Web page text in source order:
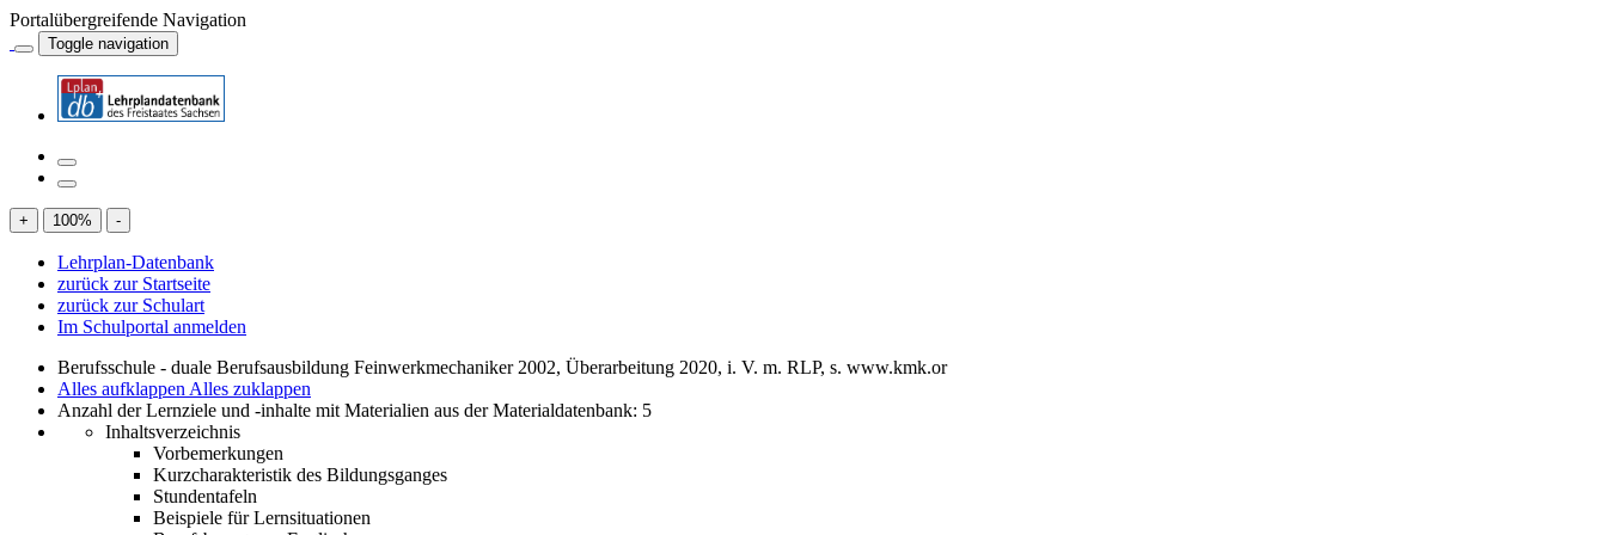
Portalübergreifende Navigation
Toggle navigation
+ 100% -
Lehrplan-Datenbank
zurück zur Startseite
zurück zur Schulart
Im Schulportal anmelden
Berufsschule - duale Berufsausbildung Feinwerkmechaniker 2002, Überarbeitung 2020, i. V. m. RLP, s. www.kmk.or
Alles aufklappen Alles zuklappen
Anzahl der Lernziele und -inhalte mit Materialien aus der Materialdatenbank: 5
Inhaltsverzeichnis
Vorbemerkungen
Kurzcharakteristik des Bildungsganges
Stundentafeln
Beispiele für Lernsituationen